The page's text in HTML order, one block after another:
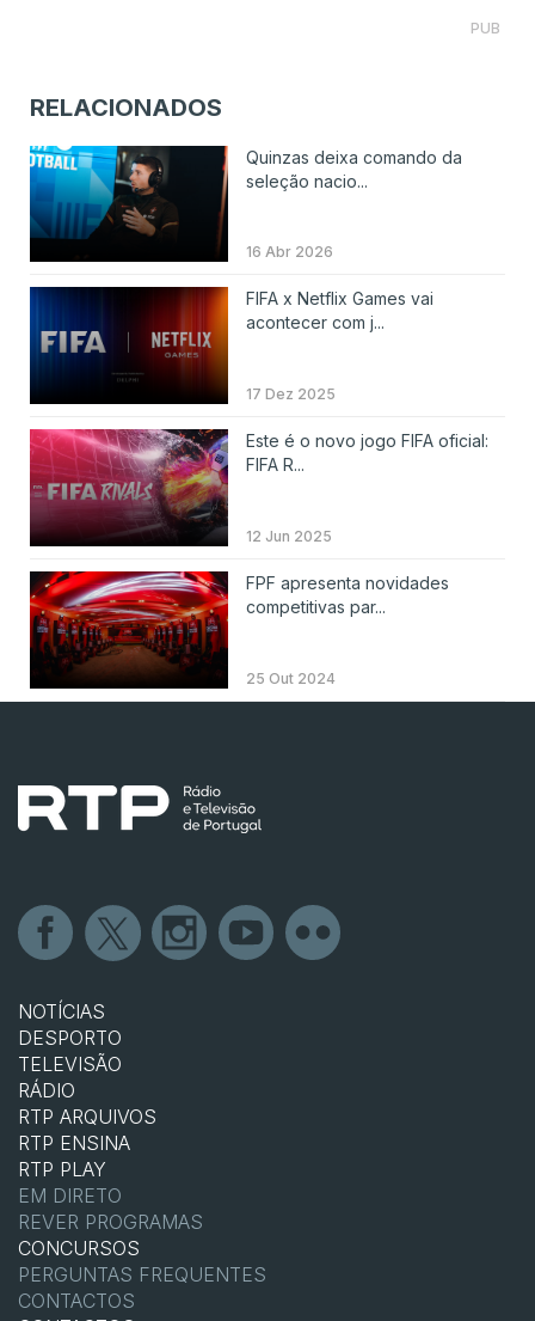
PUB
RELACIONADOS
Quinzas deixa comando da
seleção nacio...
16 Abr 2026
FIFA x Netflix Games vai
acontecer com j...
17 Dez 2025
Este é o novo jogo FIFA oficial:
FIFA R...
12 Jun 2025
FPF apresenta novidades
competitivas par...
25 Out 2024
NOTÍCIAS
DESPORTO
TELEVISÃO
RÁDIO
RTP ARQUIVOS
RTP ENSINA
RTP PLAY
EM DIRETO
REVER PROGRAMAS
CONCURSOS
PERGUNTAS FREQUENTES
CONTACTOS